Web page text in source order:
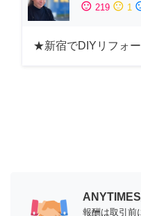
sentiment_satisfied 219 sentiment_neutral 1
★新宿でDIYリフォ
報酬は取引前